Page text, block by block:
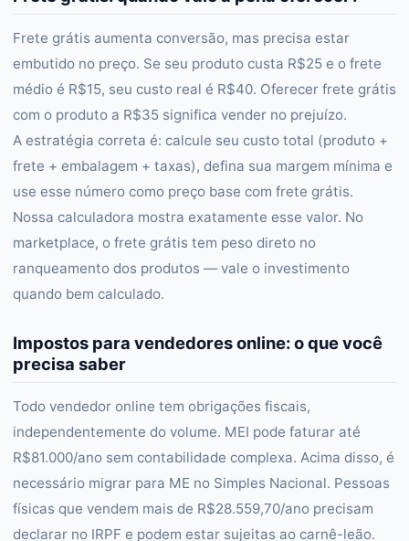
Frete grátis aumenta conversão, mas precisa estar
embutido no preço. Se seu produto custa R$25 e o frete
médio é R$15, seu custo real é R$40. Oferecer frete grátis
com o produto a R$35 significa vender no prejuízo.
A estratégia correta é: calcule seu custo total (produto +
frete + embalagem + taxas), defina sua margem mínima e
use esse número como preço base com frete grátis.
Nossa calculadora mostra exatamente esse valor. No
marketplace, o frete grátis tem peso direto no
ranqueamento dos produtos — vale o investimento
quando bem calculado.
Impostos para vendedores online: o que você
precisa saber
Todo vendedor online tem obrigações fiscais,
independentemente do volume. MEI pode faturar até
R$81.000/ano sem contabilidade complexa. Acima disso, é
necessário migrar para ME no Simples Nacional. Pessoas
físicas que vendem mais de R$28.559,70/ano precisam
declarar no IRPF e podem estar sujeitas ao carnê-leão.